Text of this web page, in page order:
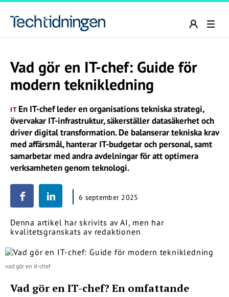
Vad gör en IT-chef: Guide för
modern teknikledning
ITEn IT-chef leder en organisations tekniska strategi,
övervakar IT-infrastruktur, säkerställer datasäkerhet och
driver digital transformation. De balanserar tekniska krav
med affärsmål, hanterar IT-budgetar och personal, samt
samarbetar med andra avdelningar för att optimera
verksamheten genom teknologi.
6 september 2025
Denna artikel har skrivits av AI, men har
kvalitetsgranskats av redaktionen
vad gör en it-chef
Vad gör en IT-chef? En omfattande